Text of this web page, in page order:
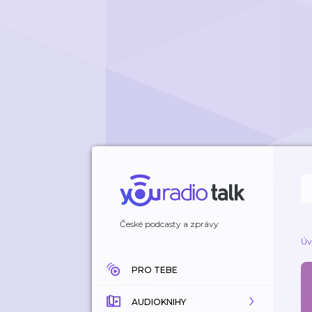
České podcasty a zprávy
PRO TEBE
AUDIOKNIHY